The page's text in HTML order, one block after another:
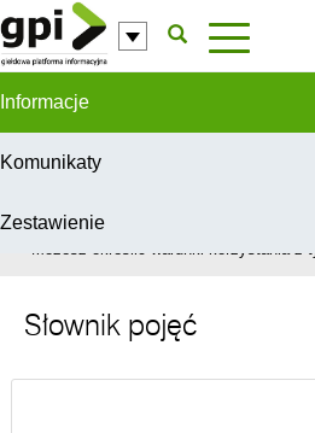
Przejdź do komentarzy
Informacje
Komunikaty
Zestawienie
W celu świadczenia usług na
Możesz określić warunki korzystania z
Słownik pojęć